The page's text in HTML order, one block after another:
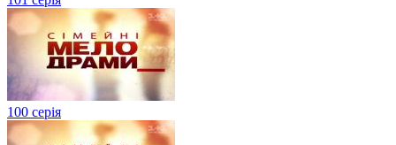
100 серія